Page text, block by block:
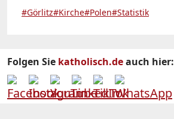
#Görlitz#Kirche#Polen#Statistik
Folgen Sie katholisch.deauch hier: